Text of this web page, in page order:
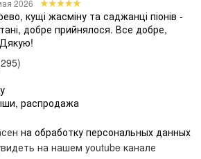
2026
кущі жасміну та саджанці піонів -
добре прийнялося. Все добре,
распродажа
на обработку персональных данных
на нашем youtube канале